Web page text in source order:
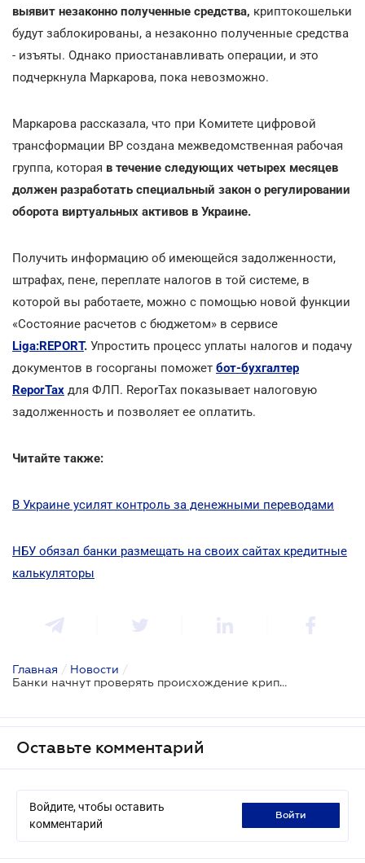
выявит незаконно полученные средства, криптокошельки
будут заблокированы, а незаконно полученные средства
- изъяты. Однако приостанавливать операции, и это
подчеркнула Маркарова, пока невозможно.
Маркарова рассказала, что при Комитете цифровой
трансформации ВР создана межведомственная рабочая
группа, которая в течение следующих четырех месяцев
должен разработать специальный закон о регулировании
оборота виртуальных активов в Украине.
Получить информацию об имеющейся задолженности,
штрафах, пене, переплате налогов в той системе, в
которой вы работаете, можно с помощью новой функции
«Состояние расчетов с бюджетом» в сервисе
Liga:REPORT. Упростить процесс уплаты налогов и подачу
документов в госорганы поможет бот-бухгалтер
ReporTax для ФЛП. ReporTax показывает налоговую
задолженность и позволяет ее оплатить.
Читайте также:
В Украине усилят контроль за денежными переводами
НБУ обязал банки размещать на своих сайтах кредитные
калькуляторы
Главная / Новости /
Банки начнут проверять происхождение криптовалют при крупных операциях
Оставьте комментарий
Войдите, чтобы оставить
комментарий
войти